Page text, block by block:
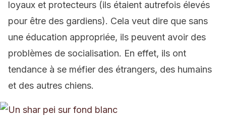
loyaux et protecteurs (ils étaient autrefois élevés
pour être des gardiens). Cela veut dire que sans
une éducation appropriée, ils peuvent avoir des
problèmes de socialisation. En effet, ils ont
tendance à se méfier des étrangers, des humains
et des autres chiens.